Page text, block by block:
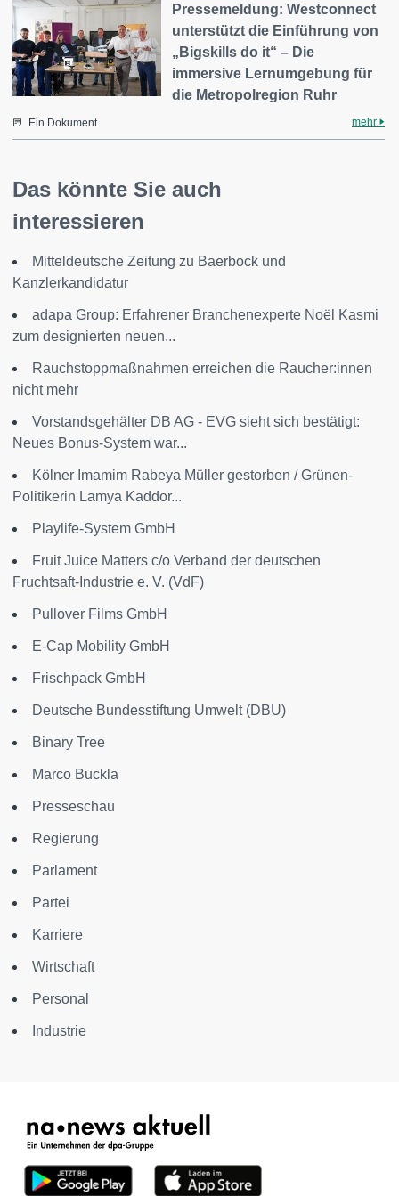
Pressemeldung: Westconnect
unterstützt die Einführung von
„Bigskills do it“ – Die
immersive Lernumgebung für
die Metropolregion Ruhr
Ein Dokument mehr
Das könnte Sie auch
interessieren
Mitteldeutsche Zeitung zu Baerbock und
Kanzlerkandidatur
adapa Group: Erfahrener Branchenexperte Noël Kasmi
zum designierten neuen...
Rauchstoppmaßnahmen erreichen die Raucher:innen
nicht mehr
Vorstandsgehälter DB AG - EVG sieht sich bestätigt:
Neues Bonus-System war...
Kölner Imamim Rabeya Müller gestorben / Grünen-
Politikerin Lamya Kaddor...
Playlife-System GmbH
Fruit Juice Matters c/o Verband der deutschen
Fruchtsaft-Industrie e. V. (VdF)
Pullover Films GmbH
E-Cap Mobility GmbH
Frischpack GmbH
Deutsche Bundesstiftung Umwelt (DBU)
Binary Tree
Marco Buckla
Presseschau
Regierung
Parlament
Partei
Karriere
Wirtschaft
Personal
Industrie